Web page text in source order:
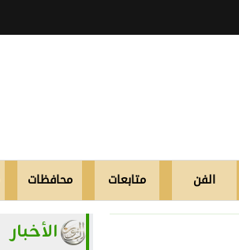
الفن متابعات محافظات
الأخبار